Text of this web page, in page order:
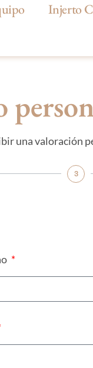
Injerto
una valoración
3